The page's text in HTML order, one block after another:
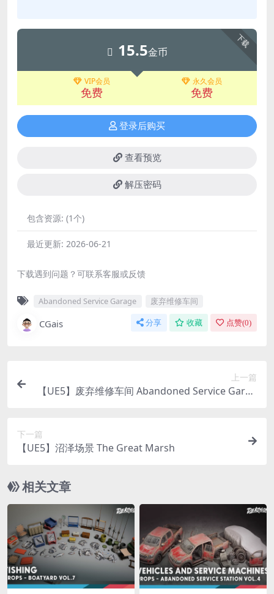
下载
15.5金币
VIP会员
免费
永久会员
免费
登录后购买
查看预览
解压密码
包含资源: (1个)
最近更新: 2026-06-21
下载遇到问题？可联系客服或反馈
Abandoned Service Garage 废弃维修车间
CGais 分享 收藏 点赞(0)
上一篇
【UE5】废弃维修车间 Abandoned Service Garag
下一篇
【UE5】沼泽场景 The Great Marsh
相关文章